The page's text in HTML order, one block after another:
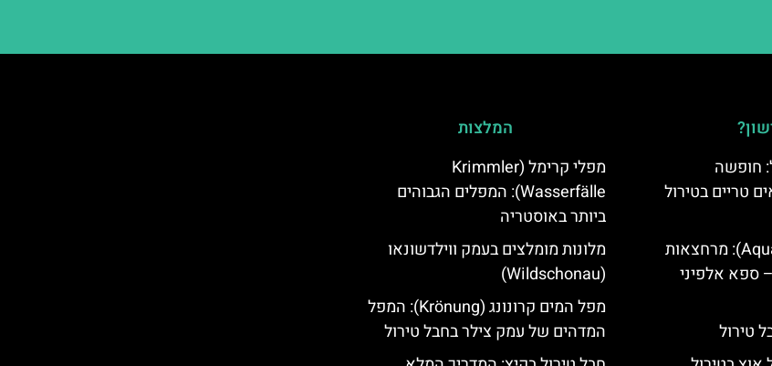
חופשה
טריים בטירול
אקווה דום (Aqua Dome): מרחצאות
ספא אלפיני
המלצות
מפלי קרימל (Krimmler
Wasserfälle): המפלים הגבוהים
ביותר באוסטריה
מלונות מומלצים בעמק ווילדשונאו
(Wildschonau)
מפל המים קרונונג (Krönung): המפל
המדהים של עמק צילר בחבל טירול